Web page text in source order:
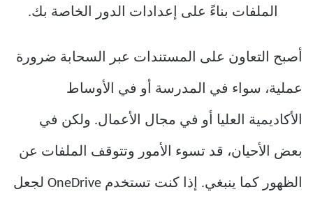
الملفات بناءً على إعدادات الدور الخاصة بك.
أصبح التعاون على المستندات عبر السحابة ضرورة
عملية، سواء في المدرسة أو في الأوساط
الأكاديمية العليا أو في مجال الأعمال. ولكن في
بعض الأحيان، قد تسوء الأمور وتتوقف الملفات عن
الظهور كما ينبغي. إذا كنت تستخدم OneDrive لجعل